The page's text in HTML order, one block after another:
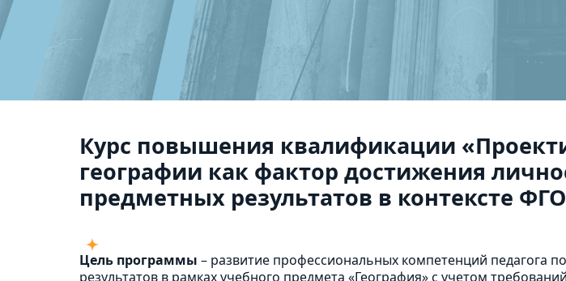
Курс повышения квалификации
географии как фактор достижения
предметных результатов в контексте
Цель программы – развитие профессиональных компетенций
результатов в рамках учебного предмета «География» с учетом